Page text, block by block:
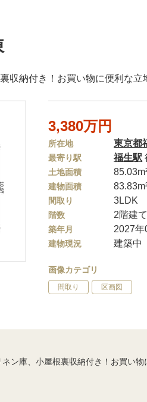
収納付き！お買い物に便利な立
3,380万円
所在地 東京都
最寄り駅 福生駅
土地面積
建物面積
間取り 3LDK
階数 2階建て
築年月 2027年
建物現況 建築中
画像カテゴリ
間取り 区画図
ン庫、小屋根裏収納付き！お買い物